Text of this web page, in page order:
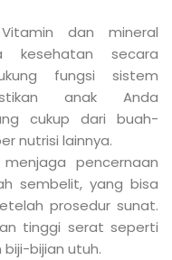
dan mineral
kesehatan secara
fungsi sistem
anak Anda
cukup dari buah-
nutrisi lainnya.
pencernaan
sembelit, yang bisa
prosedur sunat.
tinggi serat seperti
bijian utuh.